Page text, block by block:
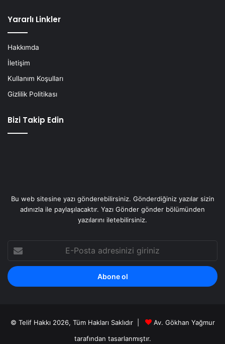
Yararlı Linkler
Hakkımda
İletişim
Kullanım Koşulları
Gizlilik Politikası
Bizi Takip Edin
Bu web sitesine yazı gönderebilirsiniz. Gönderdiğiniz yazılar sizin
adınızla ile paylaşılacaktır. Yazı Gönder gönder bölümünden
yazılarını iletebilirsiniz.
E-
Posta
adresinizi
giriniz
© Telif Hakkı 2026, Tüm Hakları Saklıdır |
Av. Gökhan Yağmur
tarafından tasarlanmıştır.